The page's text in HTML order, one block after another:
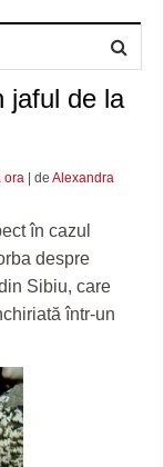
jaful de la
ora | de Alexandra
în cazul
despre
Sibiu, care
într-un